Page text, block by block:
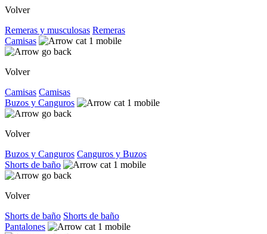
Volver
Remeras y musculosas Remeras
Camisas
Volver
Camisas Camisas
Buzos y Canguros
Volver
Buzos y Canguros Canguros y Buzos
Shorts de baño
Volver
Shorts de baño Shorts de baño
Pantalones